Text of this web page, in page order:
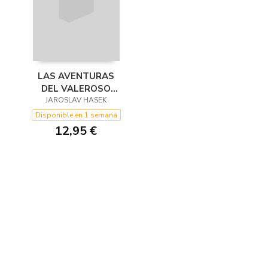
LAS AVENTURAS
DEL VALEROSO
SOLDADO SCHWEJK
JAROSLAV HASEK
Disponible en 1 semana
12,95 €